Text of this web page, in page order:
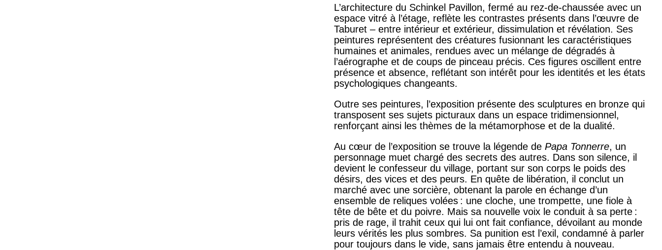
L’architecture du Schinkel Pavillon, fermé au rez-de-chaussée avec un
espace vitré à l’étage, reflète les contrastes présents dans l’œuvre de
Taburet – entre intérieur et extérieur, dissimulation et révélation. Ses
peintures représentent des créatures fusionnant les caractéristiques
humaines et animales, rendues avec un mélange de dégradés à
l’aérographe et de coups de pinceau précis. Ces figures oscillent entre
présence et absence, reflétant son intérêt pour les identités et les états
psychologiques changeants.
Outre ses peintures, l’exposition présente des sculptures en bronze qui
transposent ses sujets picturaux dans un espace tridimensionnel,
renforçant ainsi les thèmes de la métamorphose et de la dualité.
Au cœur de l’exposition se trouve la légende de Papa Tonnerre, un
personnage muet chargé des secrets des autres. Dans son silence, il
devient le confesseur du village, portant sur son corps le poids des
désirs, des vices et des peurs. En quête de libération, il conclut un
marché avec une sorcière, obtenant la parole en échange d’un
ensemble de reliques volées : une cloche, une trompette, une fiole à
tête de bête et du poivre. Mais sa nouvelle voix le conduit à sa perte :
pris de rage, il trahit ceux qui lui ont fait confiance, dévoilant au monde
leurs vérités les plus sombres. Sa punition est l’exil, condamné à parler
pour toujours dans le vide, sans jamais être entendu à nouveau.